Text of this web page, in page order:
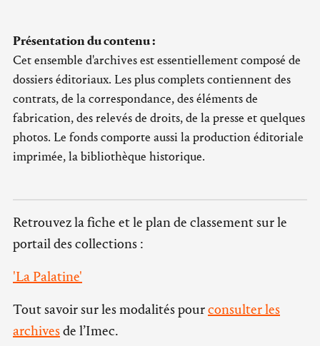
Présentation du contenu :
Cet ensemble d'archives est essentiellement composé de
dossiers éditoriaux. Les plus complets contiennent des
contrats, de la correspondance, des éléments de
fabrication, des relevés de droits, de la presse et quelques
photos. Le fonds comporte aussi la production éditoriale
imprimée, la bibliothèque historique.
Retrouvez la fiche et le plan de classement sur le
portail des collections :
'La Palatine'
Tout savoir sur les modalités pourconsulter les
archivesde l’Imec.